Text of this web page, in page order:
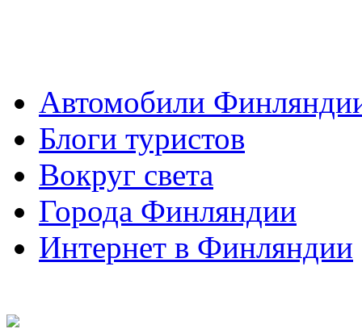
Автомобили
Блоги туристов
Вокруг света
Города Финляндии
Интернет в Финляндии